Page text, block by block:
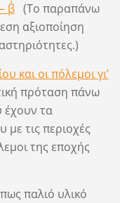
β΄(Το παραπάνω
αξιοποίηση
και οι πόλεμοι γι’
πρόταση πάνω
έχουν τα
τις περιοχές
της εποχής
παλιό υλικό